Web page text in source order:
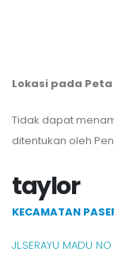
taylor
KECAMATAN
JL.SERAYU MADU
Lokasi pada Peta
Tidak dapat
ditentukan oleh